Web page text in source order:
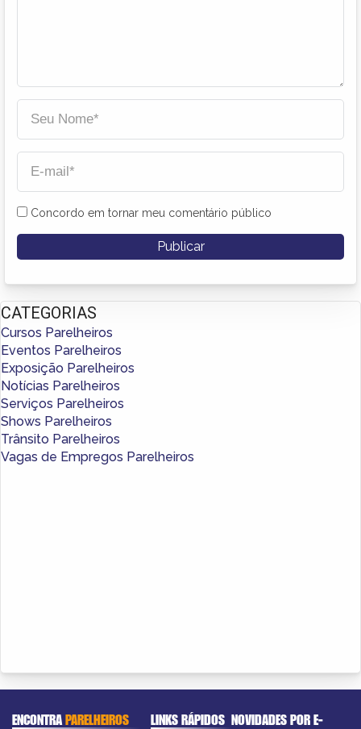
Concordo em tornar meu comentário público
CATEGORIAS
Cursos Parelheiros
Eventos Parelheiros
Exposição Parelheiros
Notícias Parelheiros
Serviços Parelheiros
Shows Parelheiros
Trânsito Parelheiros
Vagas de Empregos Parelheiros
ENCONTRAPARELHEIROS LINKS RÁPIDOS NOVIDADES POR E-